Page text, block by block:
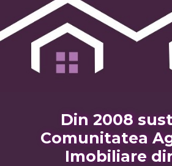
Din 2008
Comunitatea
Imobiliare